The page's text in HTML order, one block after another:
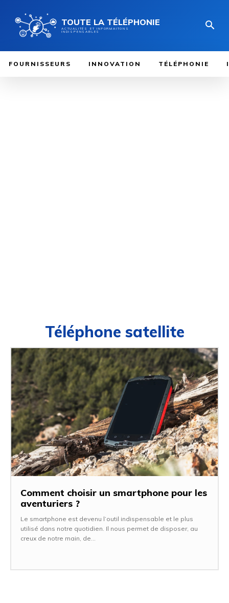
TOUTE LA TÉLÉPHONIE
ACTUALITÉS ET INFORMAITONS
INDISPENSABLES
FOURNISSEURS INNOVATION TÉLÉPHONIE
Téléphone satellite
Comment choisir un smartphone pour les
aventuriers ?
Le smartphone est devenu l’outil indispensable et le plus
utilisé dans notre quotidien. Il nous permet de disposer, au
creux de notre main, de...